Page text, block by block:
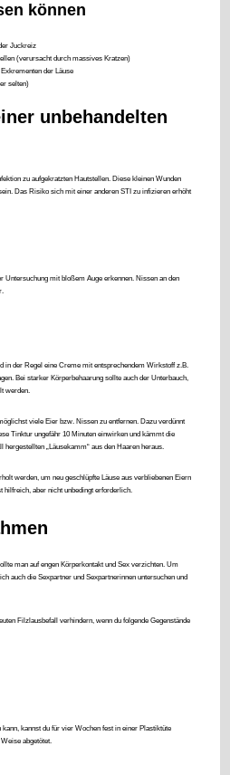
können
Juckreiz
(verursacht durch massives Kratzen)
der Läuse
selten)
unbehandelten
zu aufgekratzten Hautstellen. Diese kleinen Wunden
Das Risiko sich mit einer anderen STI zu infizieren erhöht
Untersuchung mit bloßem Auge erkennen. Nissen an den
in der Regel eine Creme mit entsprechendem Wirkstoff z.B.
Bei starker Körperbehaarung sollte auch der Unterbauch,
werden.
viele Eier bzw. Nissen zu entfernen. Dazu verdünnt
Tinktur ungefähr 10 Minuten einwirken und kämmt die
„Läusekamm“ aus den Haaren heraus.
werden, um neu geschlüpfte Läuse aus verbliebenen Eiern
hilfreich, aber nicht unbedingt erforderlich.
man auf engen Körperkontakt und Sex verzichten. Um
auch die Sexpartner und Sexpartnerinnen untersuchen und
Filzlausbefall verhindern, wenn du folgende Gegenstände
kannst du für vier Wochen fest in einer Plastiktüte
abgetötet.